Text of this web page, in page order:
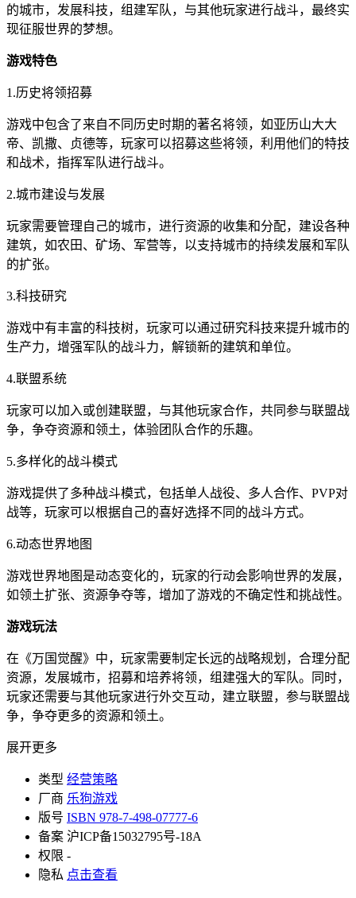
的城市，发展科技，组建军队，与其他玩家进行战斗，最终实
现征服世界的梦想。
游戏特色
1.历史将领招募
游戏中包含了来自不同历史时期的著名将领，如亚历山大大
帝、凯撒、贞德等，玩家可以招募这些将领，利用他们的特技
和战术，指挥军队进行战斗。
2.城市建设与发展
玩家需要管理自己的城市，进行资源的收集和分配，建设各种
建筑，如农田、矿场、军营等，以支持城市的持续发展和军队
的扩张。
3.科技研究
游戏中有丰富的科技树，玩家可以通过研究科技来提升城市的
生产力，增强军队的战斗力，解锁新的建筑和单位。
4.联盟系统
玩家可以加入或创建联盟，与其他玩家合作，共同参与联盟战
争，争夺资源和领土，体验团队合作的乐趣。
5.多样化的战斗模式
游戏提供了多种战斗模式，包括单人战役、多人合作、PVP对
战等，玩家可以根据自己的喜好选择不同的战斗方式。
6.动态世界地图
游戏世界地图是动态变化的，玩家的行动会影响世界的发展，
如领土扩张、资源争夺等，增加了游戏的不确定性和挑战性。
游戏玩法
在《万国觉醒》中，玩家需要制定长远的战略规划，合理分配
资源，发展城市，招募和培养将领，组建强大的军队。同时，
玩家还需要与其他玩家进行外交互动，建立联盟，参与联盟战
争，争夺更多的资源和领土。
展开更多
类型 经营策略
厂商 乐狗游戏
版号 ISBN 978-7-498-07777-6
备案 沪ICP备15032795号-18A
权限 -
隐私 点击查看